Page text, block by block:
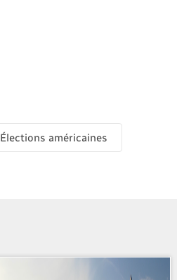
Élections américaines